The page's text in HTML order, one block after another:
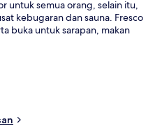
untuk semua orang, selain itu,
kebugaran dan sauna. Fresco
buka untuk sarapan, makan
renang anak.